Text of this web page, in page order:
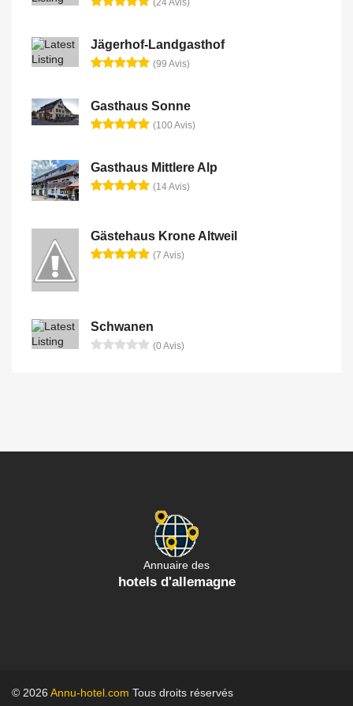
(24 Avis)
Jägerhof-Landgasthof
(99 Avis)
Gasthaus Sonne
(100 Avis)
Gasthaus Mittlere Alp
(14 Avis)
Gästehaus Krone Altweil
(7 Avis)
Schwanen
(0 Avis)
Annuaire des
hotels d'allemagne
© 2026 Annu-hotel.com Tous droits réservés